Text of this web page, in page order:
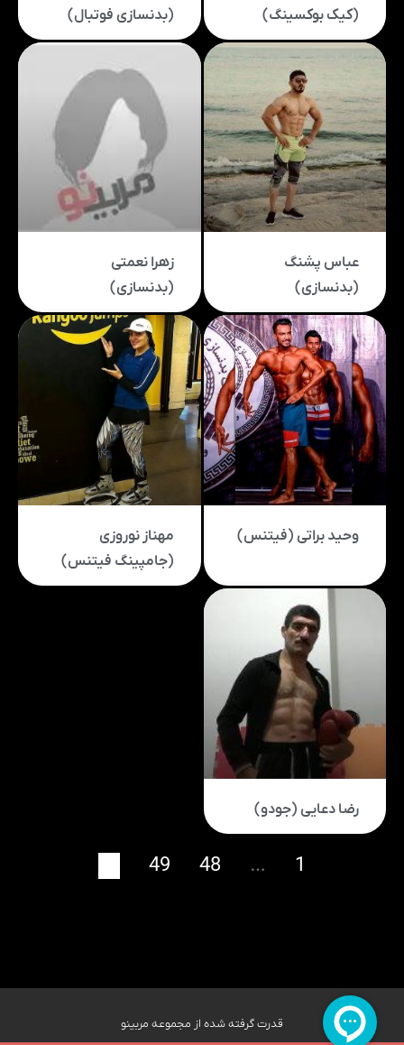
(کیک بوکسینگ)
(بدنسازی فوتبال)
عباس پشنگ
(بدنسازی)
زهرا نعمتی
(بدنسازی)
وحید براتی (فیتنس)
مهناز نوروزی
(جامپینگ فیتنس)
رضا دعایی (جودو)
1
…
48
49
قدرت گرفته شده از مجموعه مربینو